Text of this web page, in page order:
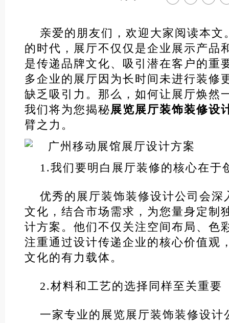
亲爱的朋友们，欢迎大家阅读本文
的时代，展厅不仅仅是企业展示产品
是传递品牌文化、吸引潜在客户的重
多企业的展厅因为长时间未进行装修
缺乏吸引力。那么，如何让展厅焕然
我们将为您揭秘展览展厅装饰装修设
臂之力。
1.我们要明白展厅装修的核心在于
优秀的展厅装饰装修设计公司会深
文化，结合市场需求，为您量身定制
计方案。他们不仅关注空间布局、色
注重通过设计传递企业的核心价值观
文化的有力载体。
2.材料和工艺的选择同样至关重要
一家专业的展览展厅装饰装修设计